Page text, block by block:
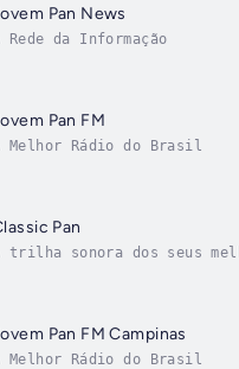
Pan News
Rede da Informação
Pan FM
Melhor Rádio do Brasil
Pan
trilha sonora dos seus
Pan FM Campinas
Melhor Rádio do Brasil